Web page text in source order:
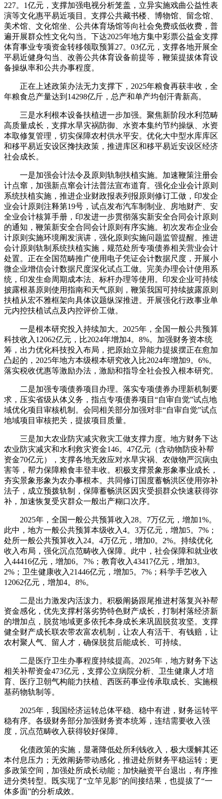
227。1亿元，支撑加强电视分析笼盖，立异实施戏曲公益性表
演等文化惠平易近项目。支撑公共藏书楼、博物馆、留念馆、
美术馆、文化馆坐、公共体育场馆等向社会免费或低收费，普
遍开展群众性文化勾当。下达2025年地方集中彩票公益金支撑
体育事业专项资金转移领取预算27。03亿元，支撑各地开展全
平易近健身勾当、改善公共体育设备前提等，鞭策提拔体育设
备操纵率和公共办事程度。
正在上述政策办法无力支撑下，2025年粮食再获丰收，全
年粮食总产量达到14298亿斤，总产和单产均创汗青新高。
三是水利根本设备扶植进一步加强。聚焦新阶段水利范畴
高质量成长，支撑水旱灾祸防御、水资本集约节约操纵、水资
本取修复管理，切实保障农村供水平安。优化大中型水库库区
和移平易近安设区搀扶政策，推进库区和移平易近安设区经济
社会成长。
一是加强会计法令及原则轨制扶植实施。加速鞭策注册会
计点窜，加强新点窜会计法普法宣布道育。强化企业会计原则
系统扶植实施，推进企业财政报表列报原则修订工做，印发企
业会计原则注释第19号，试点发布汽车制制业、房地财产、安
全业会计核算手册，印发进一步贯彻落实新安全合同会计原则
的通知，鞭策新安全合同会计原则有序实施。初次发布企业会
计原则实施环境阐发演讲，强化原则实施问题监管提醒。推进
会计原则轨制系统扶植实施，规范处所专项债券相关营业会计
处置。正在全国范畴推广使用电子凭证会计数据尺度，开展小
微企业增信会计数据尺度深化试点工做。完美办理会计使用系
统，印发生命周期成本法、标杆办理等使用。印发企业可持续
披露根基原则使用指南和天气原则，鞭策我国可持续披露原则
扶植从宏不雅框架向具体议题纵深推进。开展强化行政事业单
元内控扶植试点及内控评价工做。
一是根本研究投入持续加大。2025年，全国一般公共预算
科技收入12062亿元，比2024年增加4。8%。加强财务资本统
筹，出力优化科技投入布局，把原始立异能力提拔摆正在愈加
凸起的，2025年地方本级根本研究收入比2024年增加9。6%。
落实税收优惠等激励办法，激励和指导全社会投入根本研究。
二是加强专项债券项目办理。落实专项债券办理新机制要
求，压实省级从体义务，指点专项债券项目“自审自觉”试点地
域优化项目审核机制。会同相关部分加强对非“自审自觉”试点
地域项目审核把关，提拔项目质量。
三是加大农业防灾减灾救灾工做支撑力度。地方财务下达
农业防灾减灾和水利救灾资金146。47亿元（含动物防疫补帮
资金70亿元），支撑各地无效应对水旱灾祸、农做物严沉病虫
害等，帮力保障粮食丰登丰收。积极支撑景象形象事业成长，
夯实景象形象为农办事根本。共同修订国度蓄畅洪区使用弥补
法子，成立预拨轨制，保障蓄畅洪区因灾受损群众快速获得弥
补，加速恢复受灾群众一般出产糊口次序。
2025年，全国一般公共预算收入28。7万亿元，增加1%。
此中，地方一般公共预算本级收入4。3万亿元，增加5。7%；
处所一般公共预算收入24。4万亿元，增加0。2%。持续优化
收入布局，强化沉点范畴收入保障。此中，社会保障和就业收
入44416亿元，增加6。7%；教育收入43417亿元，增加3。
2%；卫生健康收入21446亿元，增加5。7%；科学手艺收入
12062亿元，增加4。8%。
二是出力激发内活泼力。积极阐扬跟尾推进村落复兴补帮
资金感化，优先支撑村落劣势特色财产成长，打制村落经济新
的增加点，脱贫地域更多依托本身成长来巩固脱贫攻坚。支撑
健全财产成长联农带农富农机制，让农人有活干、有钱赔，让
农村聚人气、留人才，确保脱贫后能成长、可持续。
二是医疗卫生办事程度持续提高。2025年，地方财务下达
相关补帮资金473亿元，支撑公立病院分析、卫生健康人才培
育、医疗卫朝气构能力扶植、西医药事业传承取成长、实施根
基药物轨制等。
2025年，我国经济运转总体平稳、稳中有进，财务运转平
稳有序。各级财务部分加强财务资本统筹，连结需要收入强
度，沉点范畴收入获得较好保障。
化债政策的实施，显著降低处所利钱收入，极大缓解其还
本付息压力；无效阐扬带动感化，推进处所财务平稳运转；更
多政策空间，加强处所成长动能；加快融资平台退出，有序推
进分类转型。既实现了“立竿见影”的间接结果，也提拔了“一
体多面”的分析成效。